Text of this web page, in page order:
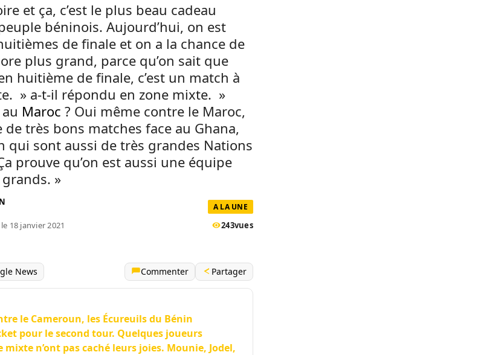
et ça, c’est le plus beau cadeau
béninois. Aujourd’hui, on est
de finale et on a la chance de
plus grand, parce qu’on sait que
huitième de finale, c’est un match à
» a-t-il répondu en zone mixte. »
Maroc ? Oui même contre le Maroc,
de très bons matches face au Ghana,
qui sont aussi de très grandes Nations
prouve qu’on est aussi une équipe
»
A LA UNE
le 18 janvier 2021 243vues
News Commenter Partager
le Cameroun, les Écureuils du Bénin
pour le second tour. Quelques joueurs
mixte n’ont pas caché leurs joies. Mounie, Jodel,